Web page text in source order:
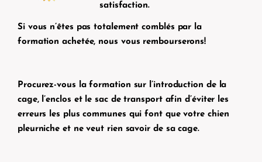
satisfaction.
Si vous n’êtes pas totalement comblés par la
formation achetée, nous vous rembourserons!
Procurez-vous la formation sur l’introduction de la
cage, l’enclos et le sac de transport afin d’éviter les
erreurs les plus communes qui font que votre chien
pleurniche et ne veut rien savoir de sa cage.